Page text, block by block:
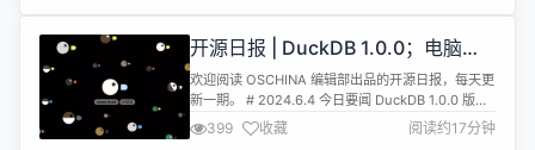
为核心框架，后台采用 Spring Cloud 为核心框架。
系统目前主要功能有课程点播功能，支持多家视频云
的接入，课程附件管理功能，支持多家存储云的接
入，...
开源日报 | DuckDB 1.0.0；电脑死
机；操作系统是应用生态的基础；
Arm拿下Windows PC；大模型明
星公司扎堆找“接盘侠”
欢迎阅读 OSCHINA 编辑部出品的开源日报，每天更
新一期。 # 2024.6.4 今日要闻 DuckDB 1.0.0 版本
正式发布，开启数据分析新纪元 2024 年 6 月 3
日，备受瞩目的数据分析引擎 DuckDB 迎来了一个
399 收藏 阅读约17分钟